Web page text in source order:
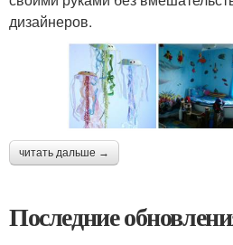
дизайнеров.
читать дальше →
Последние